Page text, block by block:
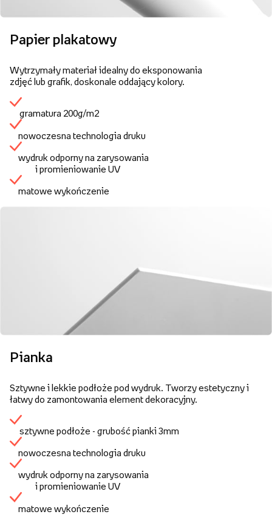
Papier plakatowy
Wytrzymały materiał idealny do eksponowania
zdjęć lub grafik, doskonale oddający kolory.
gramatura 200g/m2
nowoczesna technologia druku
wydruk odporny na zarysowania
i promieniowanie UV
matowe wykończenie
Pianka
Sztywne i lekkie podłoże pod wydruk. Tworzy estetyczny i
łatwy do zamontowania element dekoracyjny.
sztywne podłoże - grubość pianki 3mm
nowoczesna technologia druku
wydruk odporny na zarysowania
i promieniowanie UV
matowe wykończenie